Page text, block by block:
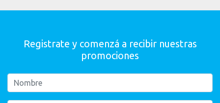
Registrate y comenzá a recibir nuestras
promociones